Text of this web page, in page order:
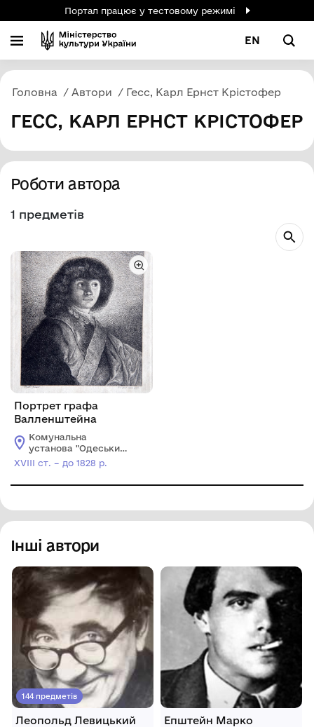
Портал працює у тестовому режимі
EN
Головна Автори Гесс, Карл Ернст Крістофер
ГЕСС, КАРЛ ЕРНСТ КРІСТОФЕР
Роботи автора
1 предметів
Портрет графа
Валленштейна
Комунальна
установа "Одеський
музей західного і
східного мистецтва"
XVIII ст. – до 1828 р.
Інші автори
144 предметів
Леопольд Левицький
Епштейн Марко